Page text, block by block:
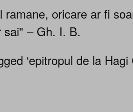
ramane, oricare ar fi
sai" – Gh. I. B.
‘epitropul de la Hagi